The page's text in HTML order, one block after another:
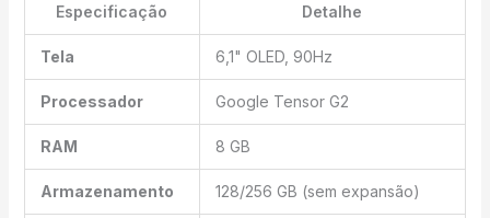
Especificação
Detalhe
Tela 6,1" OLED, 90Hz
Processador Google Tensor G2
RAM 8 GB
Armazenamento 128/256 GB (sem expansão)